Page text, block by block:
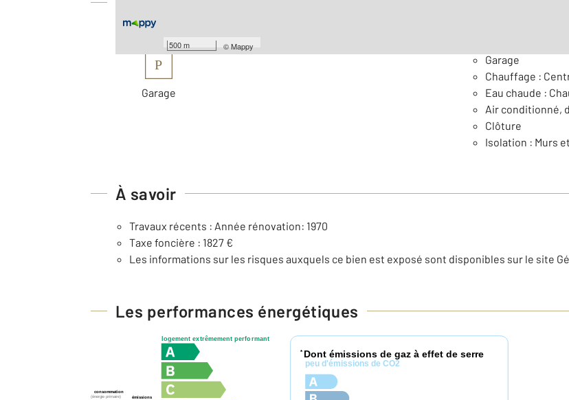
500 m ©Mappy
P
Garage
Garage
Chauffage :
Eau chaude :
Air conditionné,
Clôture
Isolation : Murs
À savoir
Travaux récents : Année rénovation: 1970
Taxe foncière : 1827 €
Les informations sur les risques auxquels ce bien est exposé sont disponibles sur le site
Les performances énergétiques
logement extrêmement performant
consommation
émissions
(énergie primaire)
* Dont émissions de gaz à effet de serre
peu d'émissions de CO2